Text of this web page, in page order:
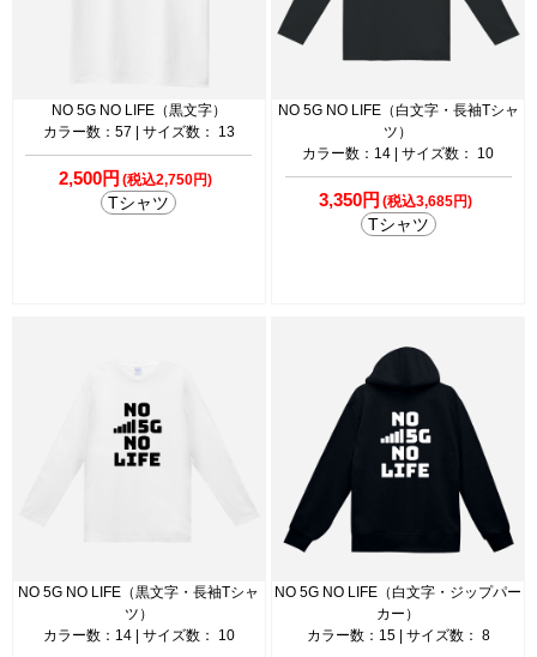
NO 5G NO LIFE（黒文字）
カラー数：57 | サイズ数： 13
2,500円 (税込2,750円)
Tシャツ
NO 5G NO LIFE（白文字・長袖Tシャ
ツ）
カラー数：14 | サイズ数： 10
3,350円 (税込3,685円)
Tシャツ
NO 5G NO LIFE（黒文字・長袖Tシャ
ツ）
カラー数：14 | サイズ数： 10
NO 5G NO LIFE（白文字・ジップパー
カー）
カラー数：15 | サイズ数： 8